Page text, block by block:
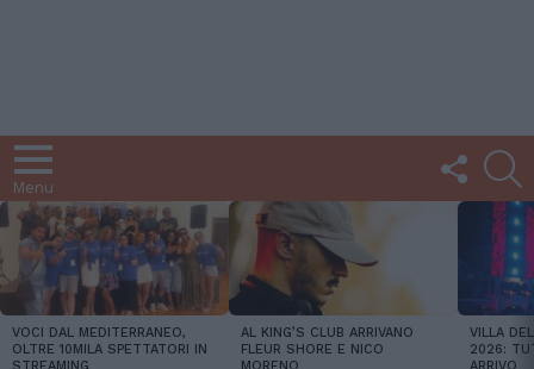
Menu
FOLLOW
US
LATEST
STORIES
VOCI DAL MEDITERRANEO,
OLTRE 10MILA SPETTATORI IN
AL KING’S CLUB ARRIVANO
FLEUR SHORE E NICO
VILLA
2026: